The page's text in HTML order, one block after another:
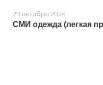
СМИ одежда (легкая
29 октября 2024